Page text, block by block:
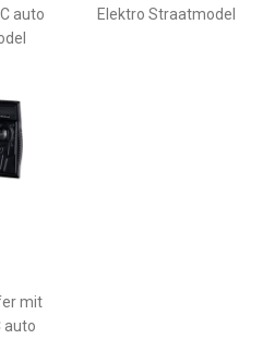
auto
Elektro Straatmodel
mit
auto